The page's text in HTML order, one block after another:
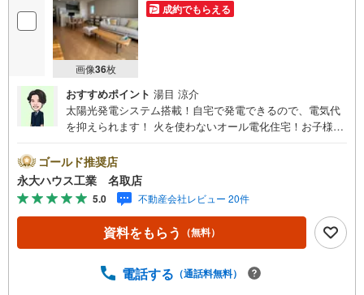
画像36枚
成約でもらえる
おすすめポイント 湯目 涼介
太陽光発電システム搭載！自宅で発電できるので、電気代
を抑えられます！ 火を使わないオール電化住宅！お子様に
城県内の多数店舗で展開中！こちらでは当社の強みを大き
く2つに分けてご紹介！1.＜豊富な不動産知識＞戸建・マン
ション・土地…と種別を問わず不動産を取り扱っておりま
す。さらに教育施設や商業施設、子育て環境や行政などの
地域情報を総合し、お客様により良い物件選びをしていた
だけるよう、しっかりとサポートさせていただきます。2.
越し】【リフォーム】など住宅に関する様々なご相談はも
ゴールド推奨店
永大ハウス工業 名取店
5.0 不動産会社レビュー 20件
資料をもらう （無料）
電話する （通話料無料）